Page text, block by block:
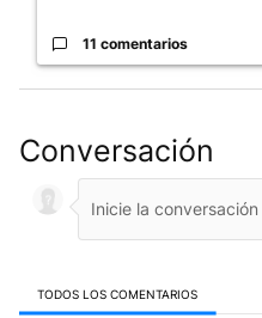
11 comentarios
Conversación
TODOS LOS COMENTARIOS